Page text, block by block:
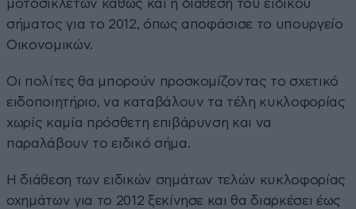
μοτοσικλετών καθώς και η διάθεση του ειδικού
σήματος για το 2012, όπως αποφάσισε το υπουργείο
Οικονομικών.
Οι πολίτες θα μπορούν προσκομίζοντας το σχετικό
ειδοποιητήριο, να καταβάλουν τα τέλη κυκλοφορίας
χωρίς καμία πρόσθετη επιβάρυνση και να
παραλάβουν το ειδικό σήμα.
Η διάθεση των ειδικών σημάτων τελών κυκλοφορίας
οχημάτων για το 2012 ξεκίνησε και θα διαρκέσει έως